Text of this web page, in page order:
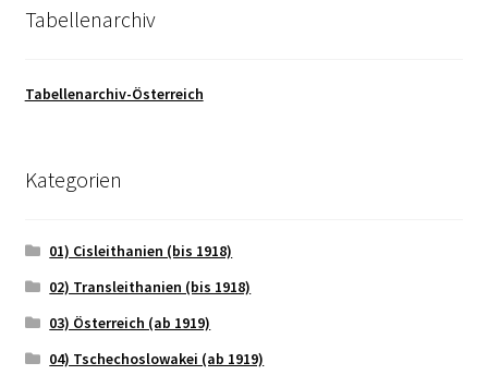
Tabellenarchiv
Tabellenarchiv-Österreich
Kategorien
01) Cisleithanien (bis 1918)
02) Transleithanien (bis 1918)
03) Österreich (ab 1919)
04) Tschechoslowakei (ab 1919)